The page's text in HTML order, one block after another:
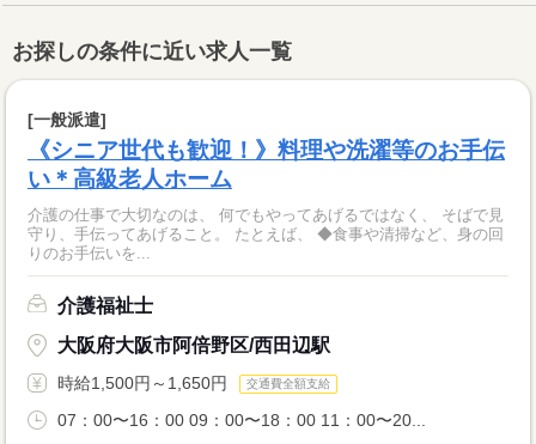
お探しの条件に近い求人一覧
[一般派遣]
《シニア世代も歓迎！》料理や洗濯等のお手伝
い＊高級老人ホーム
介護の仕事で大切なのは、 何でもやってあげるではなく、 そばで見
守り、手伝ってあげること。 たとえば、 ◆食事や清掃など、身の回
りのお手伝いを...
介護福祉士
大阪府大阪市阿倍野区/西田辺駅
時給1,500円～1,650円 交通費全額支給
07：00〜16：00 09：00〜18：00 11：00〜20...